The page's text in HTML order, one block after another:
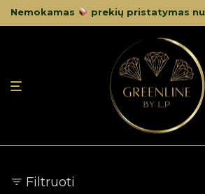
Nemokamas prekių pristatymas
Filtruoti